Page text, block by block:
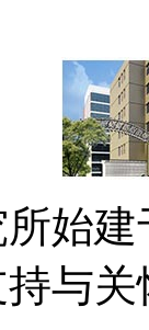
始
与